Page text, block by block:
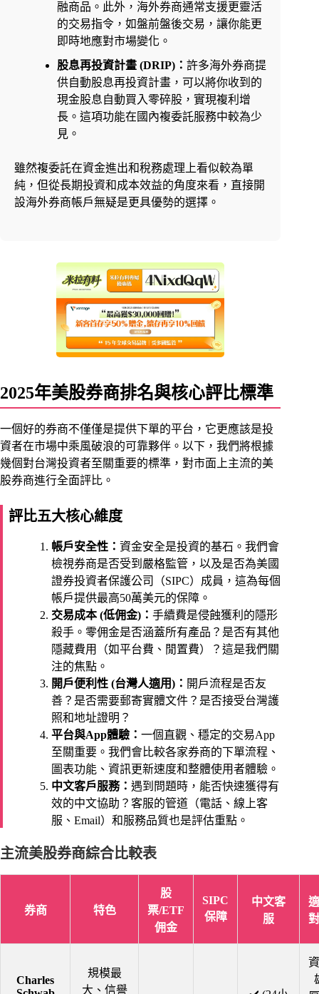
融商品。此外，海外券商通常支援更靈活
的交易指令，如盤前盤後交易，讓你能更
即時地應對市場變化。
股息再投資計畫 (DRIP)： 許多海外券商提
供自動股息再投資計畫，可以將你收到的
現金股息自動買入零碎股，實現複利增
長。這項功能在國內複委託服務中較為少
見。
雖然複委託在資金進出和稅務處理上看似較為單
純，但從長期投資和成本效益的角度來看，直接開
設海外券商帳戶無疑是更具優勢的選擇。
2025年美股券商排名與核心評比標準
一個好的券商不僅僅是提供下單的平台，它更應該是投
資者在市場中乘風破浪的可靠夥伴。以下，我們將根據
幾個對台灣投資者至關重要的標準，對市面上主流的美
股券商進行全面評比。
評比五大核心維度
帳戶安全性： 資金安全是投資的基石。我們會
檢視券商是否受到嚴格監管，以及是否為美國
證券投資者保護公司（SIPC）成員，這為每個
帳戶提供最高50萬美元的保障。
交易成本 (低佣金)： 手續費是侵蝕獲利的隱形
殺手。零佣金是否涵蓋所有產品？是否有其他
隱藏費用（如平台費、閒置費）？這是我們關
注的焦點。
開戶便利性 (台灣人適用)： 開戶流程是否友
善？是否需要郵寄實體文件？是否接受台灣護
照和地址證明？
平台與App體驗： 一個直觀、穩定的交易App
至關重要。我們會比較各家券商的下單流程、
圖表功能、資訊更新速度和整體使用者體驗。
中文客戶服務： 遇到問題時，能否快速獲得有
效的中文協助？客服的管道（電話、線上客
服、Email）和服務品質也是評估重點。
主流美股券商綜合比較表
券商 特色
股
票/ETF
佣金
SIPC
保障
中文客
服
Charles
規模最
大、信譽